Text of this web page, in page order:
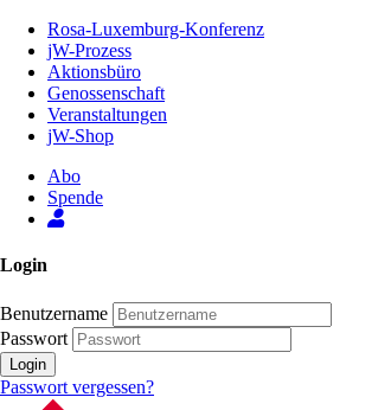
Inhalt
Seite
Rosa-Luxemburg-Konferenz
jW-Prozess
Aktionsbüro
Genossenschaft
Veranstaltungen
jW-Shop
Abo
Spende
Login
Benutzername
Passwort
Login
Passwort vergessen?